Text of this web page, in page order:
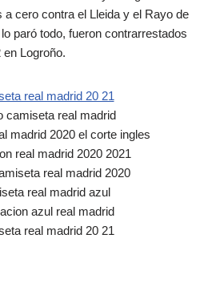
cero contra el Lleida y el Rayo de
paró todo, fueron contrarrestados
Logroño.